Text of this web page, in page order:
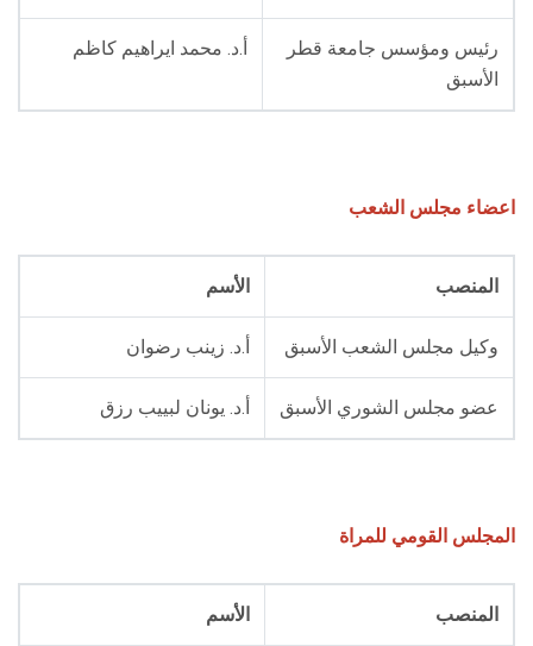
الزائـرون
رئيس ومؤسس جامعة قطر
الأسبق
أ.د. محمد ايراهيم كاظم
اعضاء مجلس الشعب
المنصب الأسم
وكيل مجلس الشعب الأسبق أ.د. زينب رضوان
عضو مجلس الشوري الأسبق أ.د. يونان لبييب رزق
المجلس القومي للمراة
المنصب الأسم